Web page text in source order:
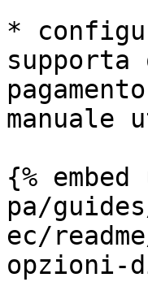
*
{%
pa/
ec/
opzioni-